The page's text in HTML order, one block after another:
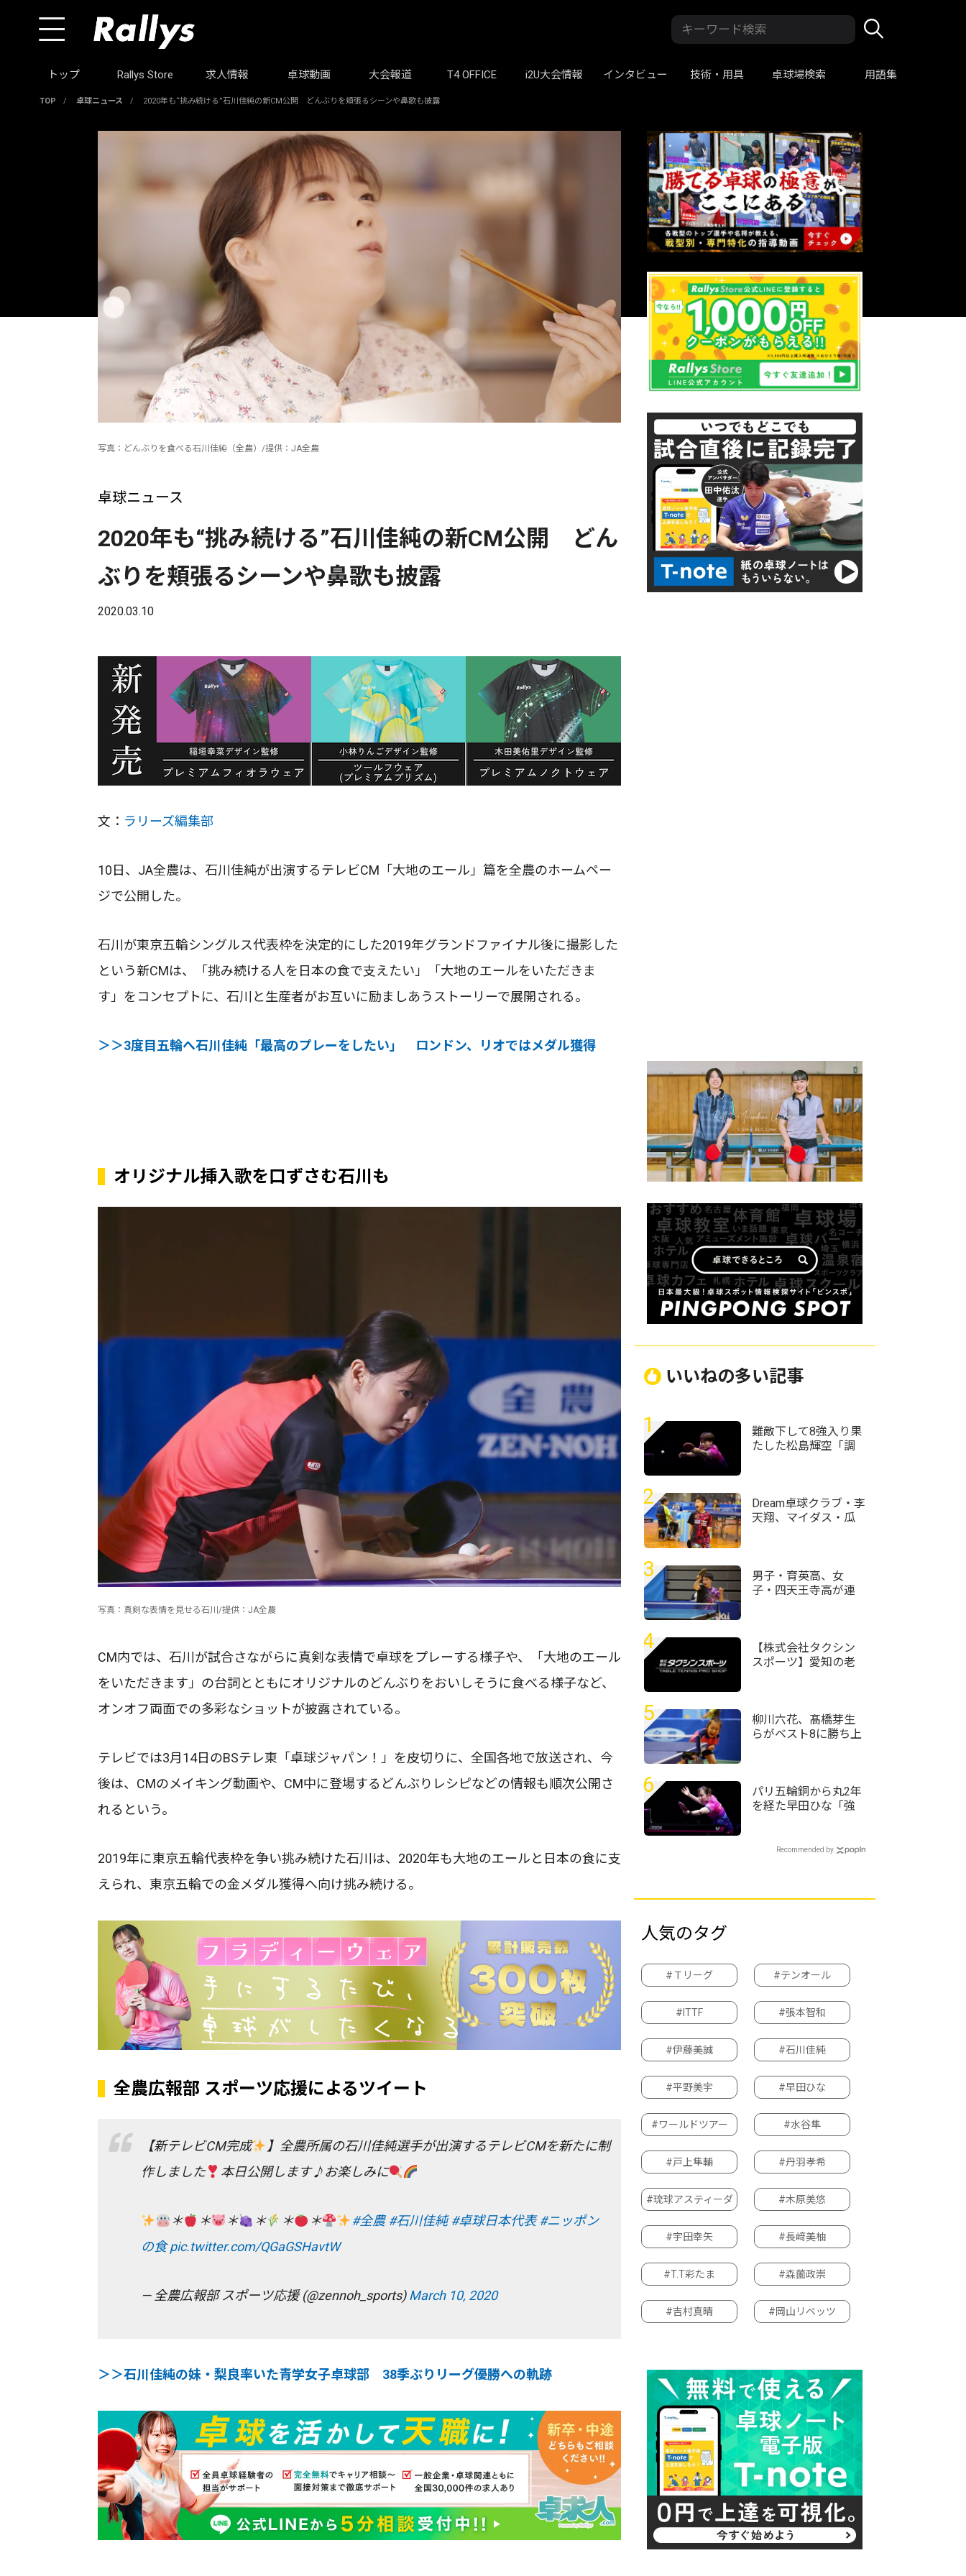
トップ Rallys Store 求人情報 卓球動画 大会報道 T4 OFFICE i2U大会情報 インタビュー 技術・用具 卓球場検索 用語集
TOP / 卓球ニュース / 2020年も“挑み続ける”石川佳純の新CM公開 どんぶりを頬張るシーンや鼻歌も披露
写真：どんぶりを食べる石川佳純（全農）/提供：JA全農
卓球ニュース
2020年も“挑み続ける”石川佳純の新CM公開 どん
ぶりを頬張るシーンや鼻歌も披露
2020.03.10
文： ラリーズ編集部
10日、JA全農は、石川佳純が出演するテレビCM「大地のエール」篇を全農のホームペー
ジで公開した。
石川が東京五輪シングルス代表枠を決定的にした2019年グランドファイナル後に撮影した
という新CMは、「挑み続ける人を日本の食で支えたい」「大地のエールをいただきま
す」をコンセプトに、石川と生産者がお互いに励ましあうストーリーで展開される。
＞＞3度目五輪へ石川佳純「最高のプレーをしたい」 ロンドン、リオではメダル獲得
オリジナル挿入歌を口ずさむ石川も
写真：真剣な表情を見せる石川/提供：JA全農
CM内では、石川が試合さながらに真剣な表情で卓球をプレーする様子や、「大地のエール
をいただきます」の台詞とともにオリジナルのどんぶりをおいしそうに食べる様子など、
オンオフ両面での多彩なショットが披露されている。
テレビでは3月14日のBSテレ東「卓球ジャパン！」を皮切りに、全国各地で放送され、今
後は、CMのメイキング動画や、CM中に登場するどんぶりレシピなどの情報も順次公開さ
れるという。
2019年に東京五輪代表枠を争い挑み続けた石川は、2020年も大地のエールと日本の食に支
えられ、東京五輪での金メダル獲得へ向け挑み続ける。
全農広報部 スポーツ応援によるツイート
【新テレビCM完成
】全農所属の石川佳純選手が出演するテレビCMを新たに制
作しました
本日公開します♪お楽しみに
＊ ＊ ＊ ＊ ＊ ＊ #全農 #石川佳純 #卓球日本代表 #ニッポン
の食 pic.twitter.com/QGaGSHavtW
— 全農広報部 スポーツ応援 (@zennoh_sports)March 10, 2020
＞＞石川佳純の妹・梨良率いた青学女子卓球部 38季ぶりリーグ優勝への軌跡
いいねの多い記事
1
難敵下して8強入り果
たした松島輝空「調
チャンピオンズ横浜
2026＞
2
Dream卓球クラブ・李
天翔、マイダス・瓜
男子1～3回戦＞
3
男子・育英高、女
子・四天王寺高が連
4
【株式会社タクシン
スポーツ】愛知の老
「店頭販売職」募集
開始！
5
柳川六花、髙橋芽生
らがベスト8に勝ち上
6
パリ五輪銅から丸2年
を経た早田ひな「強
卓球・WTTチャンピ
Recommended by
人気のタグ
#Ｔリーグ #テンオール
#ITTF #張本智和
#伊藤美誠 #石川佳純
#平野美宇 #早田ひな
#ワールドツアー #水谷隼
#戸上隼輔 #丹羽孝希
#琉球アスティーダ #木原美悠
#宇田幸矢 #長﨑美柚
#T.T彩たま #森薗政崇
#吉村真晴 #岡山リベッツ